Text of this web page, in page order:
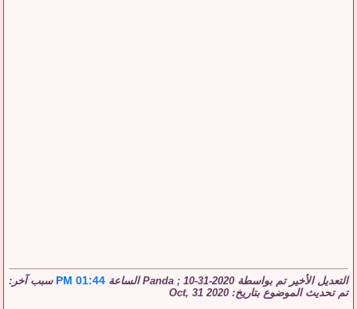
التعديل الأخير تم بواسطة Panda ; 10-31-2020 الساعة 01:44 PM
سبب آخر:
تم تحديث الموضوع بتاريخ: Oct, 31 2020